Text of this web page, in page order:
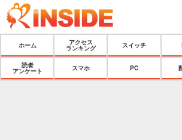
ホーム
アクセス
ランキング
スイッチ
読者
アンケート
スマホ PC